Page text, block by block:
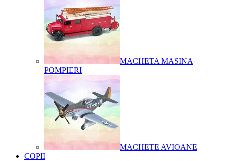
MACHETA MASINA
POMPIERI
MACHETE AVIOANE
COPII